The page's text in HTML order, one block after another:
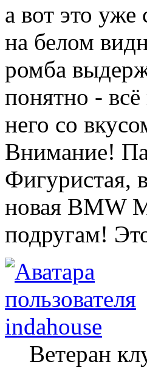
а вот это уже
на белом
ромба
понятно -
него со
Внимание!
Фигуристая,
новая BMW
подругам!
indahouse
Ветеран